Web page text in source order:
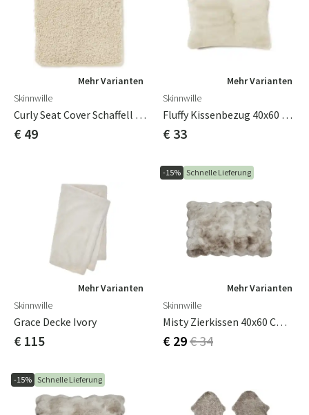
Mehr Varianten
Skinnwille
Curly Seat Cover Schaffell 40x40cm Charcoal Beige Moonlight
€ 49
Mehr Varianten
Skinnwille
Fluffy Kissenbezug 40x60 Cm Beige
€ 33
Mehr Varianten
Skinnwille
Grace Decke Ivory
€ 115
-15% Schnelle Lieferung
Mehr Varianten
Skinnwille
Misty Zierkissen 40x60 Cm Sand
€ 29€ 34
-15% Schnelle Lieferung